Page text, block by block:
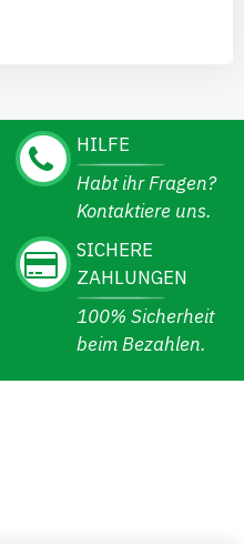
HILFE
Habt ihr Fragen?
Kontaktiere uns.
SICHERE
ZAHLUNGEN
100% Sicherheit
beim Bezahlen.